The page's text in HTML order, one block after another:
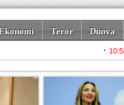
Terör Dünya
Spor